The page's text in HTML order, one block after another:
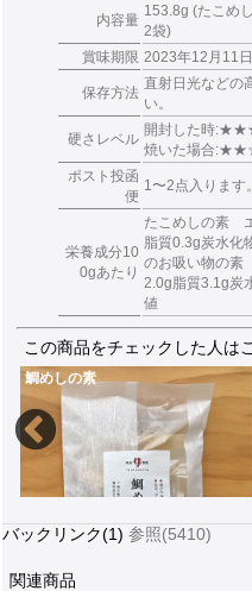
内容量
153.8g (たこめ
2袋)
賞味期限 2023年12月11日
保存方法
直射日光などの
い。
硬さレベル
開封した時
焼いた場合
ポスト投函
便
1〜2点入ります。
栄養成分10
0gあたり
たこめしの素
脂質0.3g炭水化
のお吸い物の
2.0g脂質3.1g炭
値
この商品をチェックした人は
鯛めしの素
バックリンク(1) 参照(5410)
関連商品